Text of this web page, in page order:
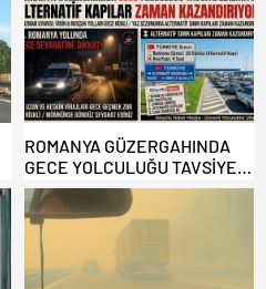
ROMANYA GÜZERGAHINDA
GECE YOLCULUĞU TAVSİYE
EDİLMİYOR: ALTERNATİF
KAPILAR ZAMAN
KAZANDIRIYOR!